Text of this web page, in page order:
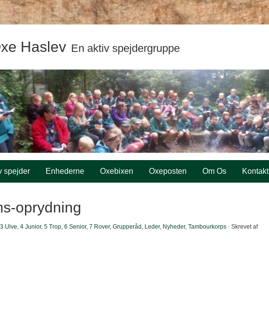
Haslev En aktiv spejdergruppe
spejder Enhederne Oxebixen Oxeposten Om Os Kontakt
oprydning
3 Ulve, 4 Junior, 5 Trop, 6 Senior, 7 Rover, Grupperåd , Leder, Nyheder, Tambourkorps · Skrevet af